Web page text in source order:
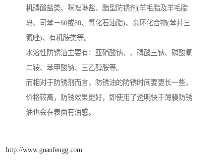
机磷酸盐类、咪唑啉盐、酯型防锈剂(羊毛脂及羊毛脂
皂、司苯－60或80、氧化石油脂)、杂环化合物(苯并三
氮唑)、有机胺类等。
水溶性防锈油主要有：亚硝酸钠、、磷酸三钠、磷酸氢
二铵、苯甲酸钠、三乙醇胺等。
而相对于防锈剂而言，防锈油的防锈时间要更长一些，
价格较高，防锈效果更好，即使用了透明快干薄膜防锈
油也会在表面有油感。
http://www.guanfengg.com